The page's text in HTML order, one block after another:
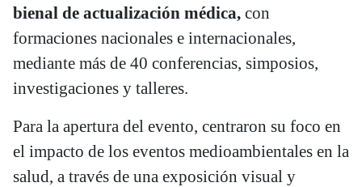
bienal de actualización médica, con
formaciones nacionales e internacionales,
mediante más de 40 conferencias, simposios,
investigaciones y talleres.
Para la apertura del evento, centraron su foco en
el impacto de los eventos medioambientales en la
salud, a través de una exposición visual y